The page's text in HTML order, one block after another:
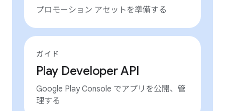
プロモーション アセットを準備する
ガイド
Play Developer API
Google Play Console でアプリを公開、管
理する